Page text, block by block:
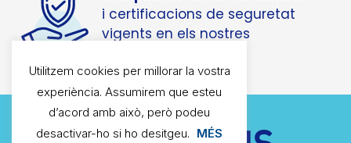
i certificacions de seguretat
vigents en els nostres
Utilitzem cookies per millorar la vostra
experiència. Assumirem que esteu
d’acord amb això, però podeu
desactivar-ho si ho desitgeu. MÉS